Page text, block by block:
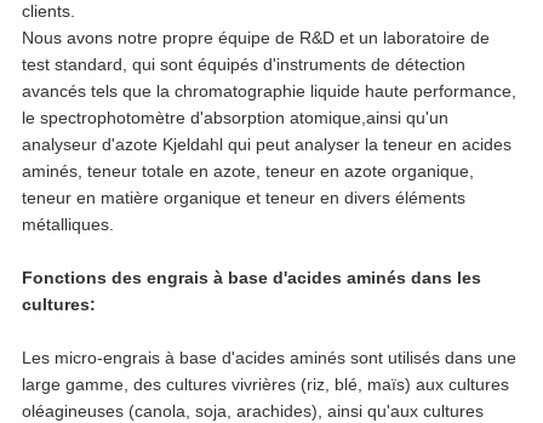
clients.
Nous avons notre propre équipe de R&D et un laboratoire de
test standard, qui sont équipés d'instruments de détection
avancés tels que la chromatographie liquide haute performance,
le spectrophotomètre d'absorption atomique,ainsi qu'un
analyseur d'azote Kjeldahl qui peut analyser la teneur en acides
aminés, teneur totale en azote, teneur en azote organique,
teneur en matière organique et teneur en divers éléments
métalliques.
Fonctions des engrais à base d'acides aminés dans les
cultures:
Les micro-engrais à base d'acides aminés sont utilisés dans une
large gamme, des cultures vivrières (riz, blé, maïs) aux cultures
oléagineuses (canola, soja, arachides), ainsi qu'aux cultures